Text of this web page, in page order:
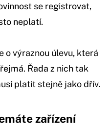
se registrovat,
neplatí.
o výraznou úlevu, která
Řada z nich tak
platit stejně jako dřív.
zařízení